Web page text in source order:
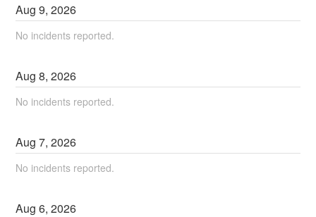
Aug9,2026
No incidents reported.
Aug8,2026
No incidents reported.
Aug7,2026
No incidents reported.
Aug6,2026